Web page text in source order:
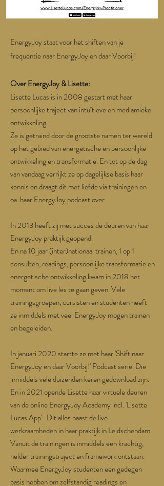
EnergyJoy staat voor het shiften van je
frequentie naar EnergyJoy en daar Voorbij!
Over EnergyJoy & Lisette:
Lisette Lucas is in 2008 gestart met haar
persoonlijke traject van intuïtieve en mediamieke
ontwikkeling.
Ze is getraind door de grootste namen ter wereld
op het gebied van energetische en persoonlijke
ontwikkeling en transformatie. En tot op de dag
van vandaag verrijkt ze op dagelijkse basis haar
kennis en draagt dit met liefde via trainingen en
oa. haar EnergyJoy podcast over.
In 2013 heeft zij met succes de deuren van haar
EnergyJoy praktijk geopend.
En na 10 jaar (inter)nationaal trainen, 1 op 1
consulten, readings, persoonlijke transformatie en
energetische ontwikkeling kwam in 2018 het
moment om live les te gaan geven. Vele
trainingsgroepen, cursisten en studenten heeft
ze inmiddels met veel EnergyJoy mogen trainen
en begeleiden.
In januari 2020 startte ze met haar 'Shift naar
EnergyJoy en daar Voorbij!' Podcast serie. Die
inmiddels vele duizenden keren gedownload zijn.
En in 2021 opende Lisette haar virtuele deuren
van de online EnergyJoy Academy incl. 'Lisette
Lucas App'. Dit alles naast de live
werkzaamheden in haar praktijk in Leidschendam.
Vanuit de trainingen is inmiddels een krachtig,
helder trainingstraject en framework ontstaan.
Waarmee EnergyJoy studenten een gedegen
basis hebben om zelfstandig readings en